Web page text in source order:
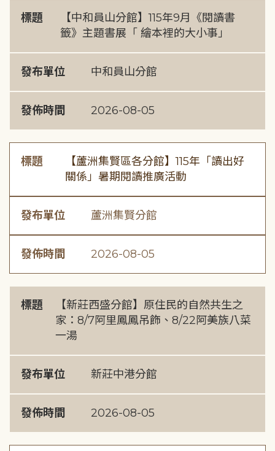
標題
【中和員山分館】115年9月《閱讀書
籤》主題書展「 繪本裡的大小事」
發布單位 中和員山分館
發佈時間 2026-08-05
標題
【蘆洲集賢區各分館】115年「讀出好
關係」暑期閱讀推廣活動
發布單位 蘆洲集賢分館
發佈時間 2026-08-05
標題
【新莊西盛分館】原住民的自然共生之
家：8/7阿里鳳鳳吊飾、8/22阿美族八菜
一湯
發布單位 新莊中港分館
發佈時間 2026-08-05